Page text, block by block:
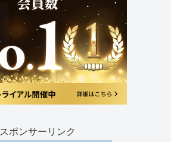
スポンサーリンク